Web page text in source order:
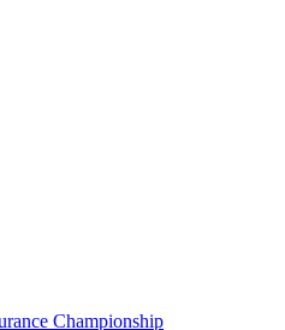
Championship